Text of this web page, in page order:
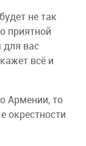
не так
приятной
для вас
всё и
Армении, то
окрестности